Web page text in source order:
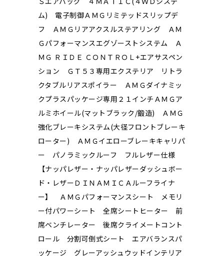
ム) 電子制御ＡＭＧリミテッドスリップデ
フ ＡＭＧリアアクスルステアリング ＡＭ
Ｇパフォーマンスエグゾーストシステム Ａ
ＭＧ ＲＩＤＥ ＣＯＮＴＲＯＬ+エアサスペン
ション ＧＴ５３専用エクステリア リトラ
クタブルリアスポイラー ＡＭＧダイナミッ
クプラスパッケージ専用２１インチＡＭＧア
ルミホイール(マットブラック/鍛造) ＡＭＧ
強化ブレーキシステム(大径フロントブレーキ
ローター) ＡＭＧイエローブレーキキャリパ
ー パノラミックルーフ フルレザー仕様
【ナッパレザー・ナッパレザーダッシュボー
ド・レザーＤＩＮＡＭＩＣＡルーフライナ
ー】 ＡＭＧパフォーマンスシート メモリ
ー付パワーシート 全席シートヒーター 前
席ベンチレーター 後席クライメートコント
ロール 分割可倒式シート エアバランスパ
ッケージ グレーアッシュウッドインテリア